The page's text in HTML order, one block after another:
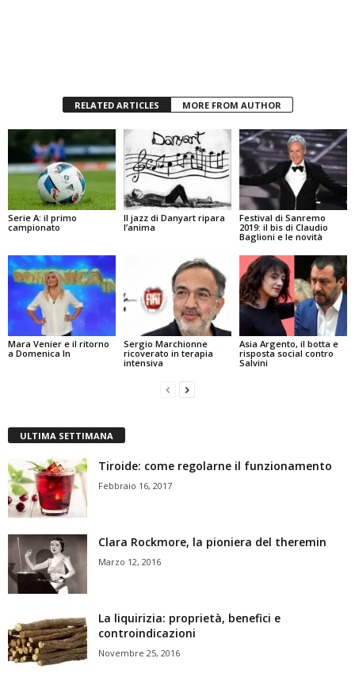
RELATED ARTICLES MORE FROM AUTHOR
Serie A: il primo
campionato
Il jazz di Danyart ripara
l’anima
Festival di Sanremo
2019: il bis di Claudio
Baglioni e le novità
Mara Venier e il ritorno
a Domenica In
Sergio Marchionne
ricoverato in terapia
intensiva
Asia Argento, il botta e
risposta social contro
Salvini
ULTIMA SETTIMANA
Tiroide: come regolarne il funzionamento
Febbraio 16, 2017
Clara Rockmore, la pioniera del theremin
Marzo 12, 2016
La liquirizia: proprietà, benefici e
controindicazioni
Novembre 25, 2016